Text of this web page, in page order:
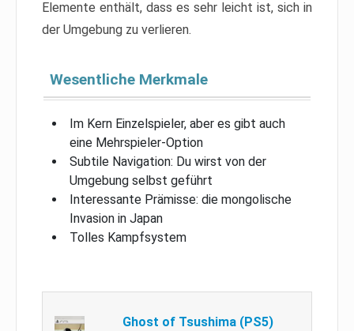
Elemente enthält, dass es sehr leicht ist, sich in
der Umgebung zu verlieren.
Wesentliche Merkmale
Im Kern Einzelspieler, aber es gibt auch
eine Mehrspieler-Option
Subtile Navigation: Du wirst von der
Umgebung selbst geführt
Interessante Prämisse: die mongolische
Invasion in Japan
Tolles Kampfsystem
Ghost of Tsushima (PS5)